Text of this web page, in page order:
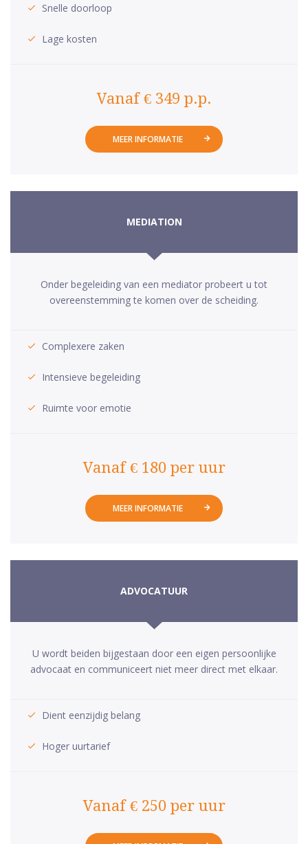
Snelle doorloop
Lage kosten
Vanaf € 349 p.p.
MEER INFORMATIE
MEDIATION
Onder begeleiding van een mediator probeert u tot
overeenstemming te komen over de scheiding.
Complexere zaken
Intensieve begeleiding
Ruimte voor emotie
Vanaf € 180 per uur
MEER INFORMATIE
ADVOCATUUR
U wordt beiden bijgestaan door een eigen persoonlijke
advocaat en communiceert niet meer direct met elkaar.
Dient eenzijdig belang
Hoger uurtarief
Vanaf € 250 per uur